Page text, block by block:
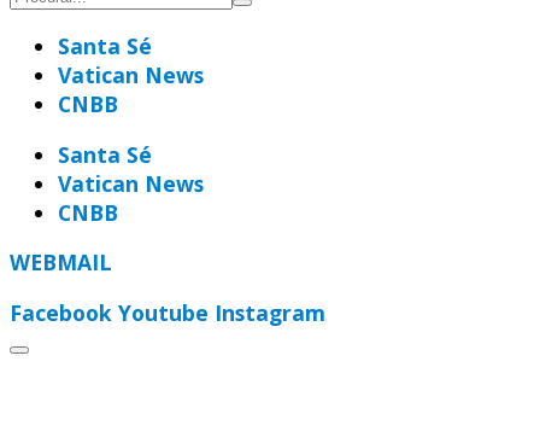
Santa Sé
Vatican News
CNBB
Santa Sé
Vatican News
CNBB
WEBMAIL
Facebook Youtube Instagram